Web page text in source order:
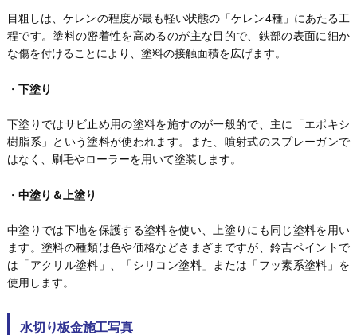
目粗しは、ケレンの程度が最も軽い状態の「ケレン4種」にあたる工
程です。塗料の密着性を高めるのが主な目的で、鉄部の表面に細か
な傷を付けることにより、塗料の接触面積を広げます。
・ 下塗り
下塗りではサビ止め用の塗料を施すのが一般的で、主に「エポキシ
樹脂系」という塗料が使われます。また、噴射式のスプレーガンで
はなく、刷毛やローラーを用いて塗装します。
・ 中塗り＆上塗り
中塗りでは下地を保護する塗料を使い、上塗りにも同じ塗料を用い
ます。塗料の種類は色や価格などさまざまですが、鈴吉ペイントで
は「アクリル塗料」、「シリコン塗料」または「フッ素系塗料」を
使用します。
水切り板金施工写真